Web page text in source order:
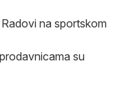
na sportskom
su